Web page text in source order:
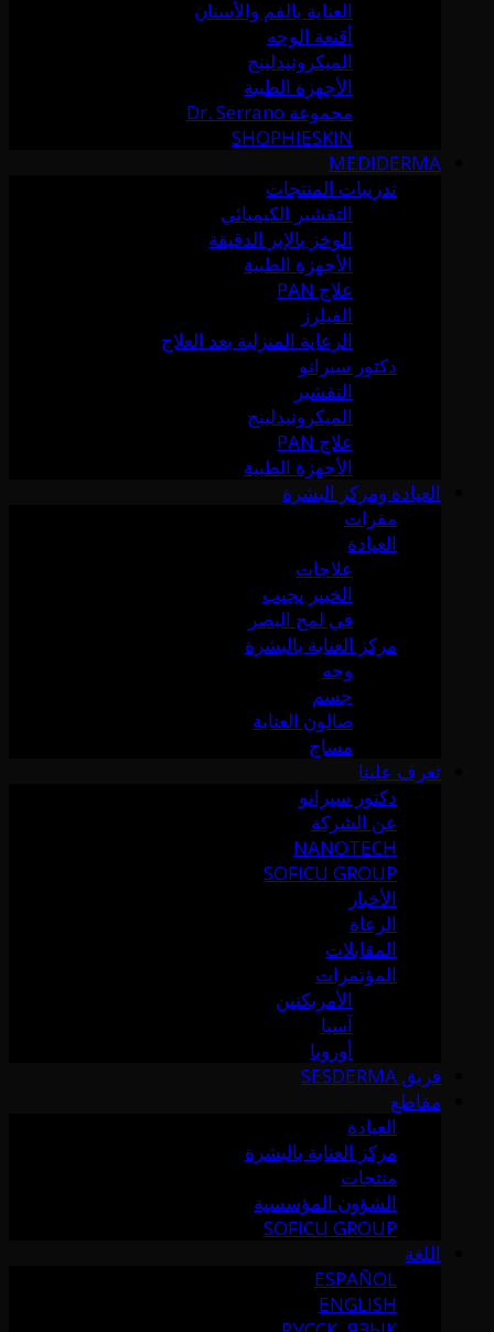
العناية بالفم والأسنان
أقنعة الوجه
الميكرونيدلينج
الأجهزة الطبية
مجموعة Dr. Serrano
SHOPHIESKIN
MEDIDERMA
تدريبات المنتجات
التقشير الكيميائي
الوخز بالإبر الدقيقة
الأجهزة الطبية
علاج PAN
الفيلرز
الرعاية المنزلية بعد العلاج
دكتور سيرانو
التقشير
الميكرونيدلينج
علاج PAN
الأجهزة الطبية
العيادة ومركز البشرة
مقرات
العيادة
علاجات
الخبير يجيب
في لمح البصر
مركز العناية بالبشرة
وجه
جسم
صالون العناية
مساج
تعرف علينا
دكتور سيرانو
عن الشركة
NANOTECH
SOFICU GROUP
الأخبار
الرعاة
المقابلات
المؤتمرات
الأمريكتين
آسيا
أوروبا
فريق SESDERMA
مقاطع
العيادة
مركز العناية بالبشرة
منتجات
الشؤون المؤسسية
SOFICU GROUP
اللغة
ESPAÑOL
ENGLISH